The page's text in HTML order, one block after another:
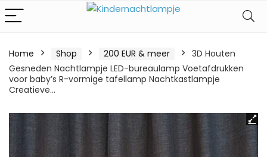
Home Shop 200 EUR & meer
3D Houten
Gesneden Nachtlampje LED-bureaulamp Voetafdrukken
voor baby’s R-vormige tafellamp Nachtkastlampje
Creatieve…